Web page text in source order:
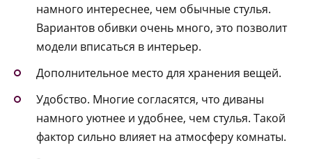
намного интереснее, чем обычные стулья.
Вариантов обивки очень много, это позволит
модели вписаться в интерьер.
Дополнительное место для хранения вещей.
Удобство. Многие согласятся, что диваны
намного уютнее и удобнее, чем стулья. Такой
фактор сильно влияет на атмосферу комнаты.